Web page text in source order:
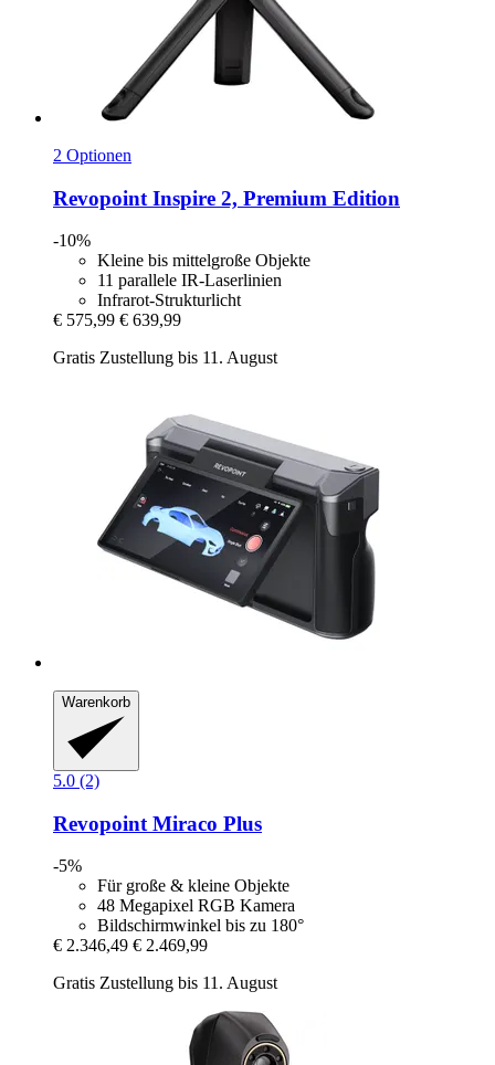
2 Optionen
Revopoint Inspire 2, Premium Edition
-10%
Kleine bis mittelgroße Objekte
11 parallele IR-Laserlinien
Infrarot-Strukturlicht
€ 575,99 € 639,99
Gratis Zustellung bis 11. August
Warenkorb
5.0 (2)
Revopoint Miraco Plus
-5%
Für große & kleine Objekte
48 Megapixel RGB Kamera
Bildschirmwinkel bis zu 180°
€ 2.346,49 € 2.469,99
Gratis Zustellung bis 11. August